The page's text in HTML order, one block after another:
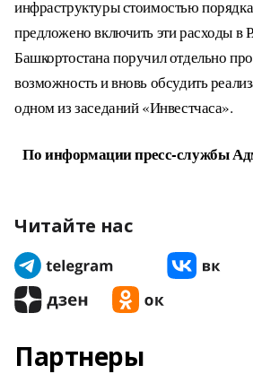
инфраструктуры стоимостью
предложено включить эти расходы
Башкортостана поручил отдельно
возможность и вновь обсудить
одном из заседаний «Инвестчаса».
По информации пресс-службы
Читайте нас
Партнеры